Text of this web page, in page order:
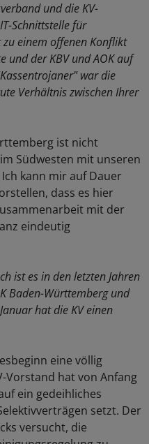
und die KV-
Schnittstelle für
zu einem offenen Konflikt
und der KBV und AOK auf
war die
Verhältnis zwischen Ihrer
ist nicht
Südwesten mit unseren
kann mir auf Dauer
dass es hier
mit der
eindeutig
ist es in den letzten Jahren
Baden-Württemberg und
hat die KV einen
eine völlig
Vorstand hat von Anfang
ein gedeihliches
setzt. Der
versucht, die